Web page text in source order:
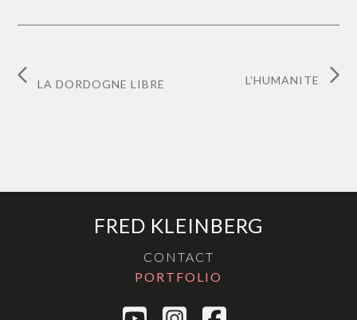
LA DORDOGNE LIBRE L’HUMANITE
FRED KLEINBERG
CONTACT
PORTFOLIO